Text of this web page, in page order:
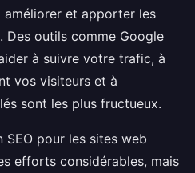
améliorer et apporter les
Des outils comme Google
à suivre votre trafic, à
vos visiteurs et à
sont les plus fructueux.
SEO pour les sites web
efforts considérables, mais